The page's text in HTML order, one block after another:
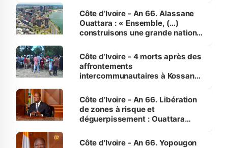
enfants
Côte d’Ivoire - An 66. Alassane
Ouattara : « Ensemble, (…)
construisons une grande nation
générations futures »
Côte d’Ivoire - 4 morts après des
affrontements
intercommunautaires à Kossandji
milieu des sinistrés
Côte d’Ivoire - An 66. Libération
de zones à risque et
déguerpissement : Ouattara
l'Etat de droit pour préserver les
Côte d'Ivoire - An 66. Yopougon